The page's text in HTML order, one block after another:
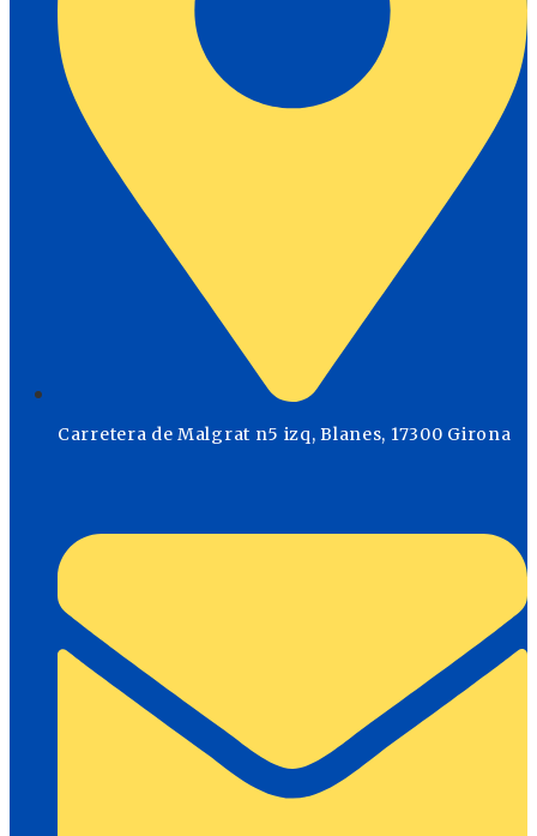
Carretera de Malgrat n5 izq, Blanes, 17300 Girona